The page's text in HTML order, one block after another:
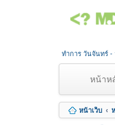
ทำการ วันจันทร์ -
หน้าห
หน้าเว็บ